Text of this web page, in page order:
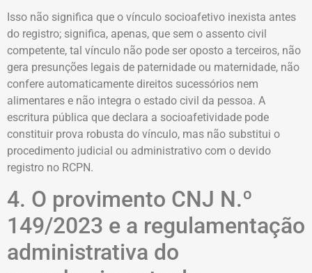
Isso não significa que o vínculo socioafetivo inexista antes
do registro; significa, apenas, que sem o assento civil
competente, tal vínculo não pode ser oposto a terceiros, não
gera presunções legais de paternidade ou maternidade, não
confere automaticamente direitos sucessórios nem
alimentares e não integra o estado civil da pessoa. A
escritura pública que declara a socioafetividade pode
constituir prova robusta do vínculo, mas não substitui o
procedimento judicial ou administrativo com o devido
registro no RCPN.
4. O provimento CNJ N.º
149/2023 e a regulamentação
administrativa do